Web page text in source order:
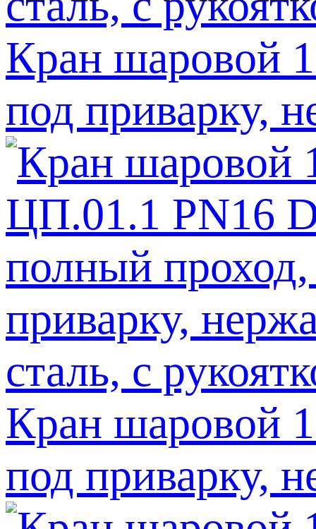
Кран шаровой
под приварку,
Кран шаровой
под приварку,